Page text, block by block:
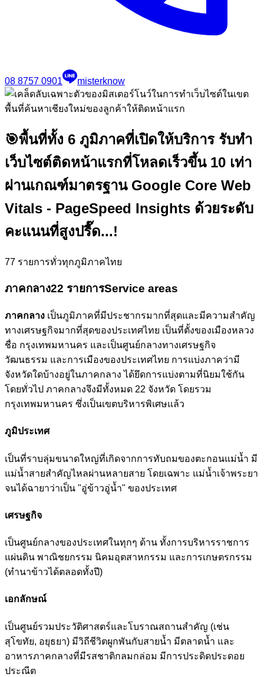
08 8757 0901 misterknow
🎯พื้นที่ทั้ง 6 ภูมิภาคที่เปิดให้บริการ รับทำ
เว็บไซต์ติดหน้าแรกที่โหลดเร็วขึ้น 10 เท่า
ผ่านเกณฑ์มาตรฐาน Google Core Web
Vitals - PageSpeed Insights ด้วยระดับ
คะแนนที่สูงปรี๊ด...!
77 รายการทั่วทุกภูมิภาคไทย
ภาคกลาง22 รายการService areas
ภาคกลาง เป็นภูมิภาคที่มีประชากรมากที่สุดและมีความสำคัญ
ทางเศรษฐกิจมากที่สุดของประเทศไทย เป็นที่ตั้งของเมืองหลวง
ชื่อ กรุงเทพมหานคร และเป็นศูนย์กลางทางเศรษฐกิจ
วัฒนธรรม และการเมืองของประเทศไทย การแบ่งภาคว่ามี
จังหวัดใดบ้างอยู่ในภาคกลาง ได้ยึดการแบ่งตามที่นิยมใช้กัน
โดยทั่วไป ภาคกลางจึงมีทั้งหมด 22 จังหวัด โดยรวม
กรุงเทพมหานคร ซึ่งเป็นเขตบริหารพิเศษแล้ว
ภูมิประเทศ
เป็นที่ราบลุ่มขนาดใหญ่ที่เกิดจากการทับถมของตะกอนแม่น้ำ มี
แม่น้ำสายสำคัญไหลผ่านหลายสาย โดยเฉพาะ แม่น้ำเจ้าพระยา
จนได้ฉายาว่าเป็น "อู่ข้าวอู่น้ำ" ของประเทศ
เศรษฐกิจ
เป็นศูนย์กลางของประเทศในทุกๆ ด้าน ทั้งการบริหารราชการ
แผ่นดิน พาณิชยกรรม นิคมอุตสาหกรรม และการเกษตรกรรม
(ทำนาข้าวได้ตลอดทั้งปี)
เอกลักษณ์
เป็นศูนย์รวมประวัติศาสตร์และโบราณสถานสำคัญ (เช่น
สุโขทัย, อยุธยา) มีวิถีชีวิตผูกพันกับสายน้ำ มีตลาดน้ำ และ
อาหารภาคกลางที่มีรสชาติกลมกล่อม มีการประดิดประดอย
ประณีต